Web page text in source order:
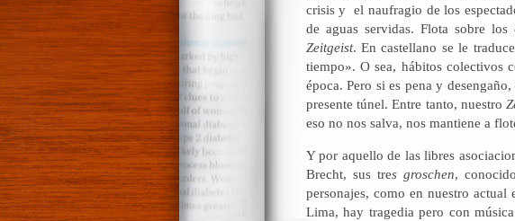
crisis y el naufragio de los
de aguas servidas. Flota sobre
Zeitgeist. En castellano se le
tiempo». O sea, hábitos colectivos
época. Pero si es pena y
presente túnel. Entre tanto, nuestro
eso no nos salva, nos mantiene a
Y por aquello de las libres
Brecht, sus tres groschen,
personajes, como en nuestro
Lima, hay tragedia pero con